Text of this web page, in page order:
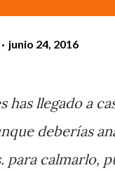
junio 24, 2016
has llegado a
deberías
para calmarlo,